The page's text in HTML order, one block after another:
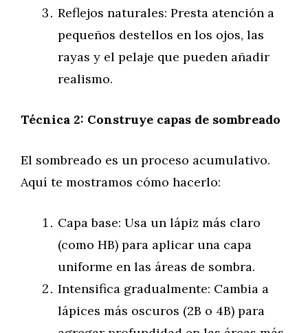
Reflejos naturales: Presta atención a
pequeños destellos en los ojos, las
rayas y el pelaje que pueden añadir
realismo.
Técnica 2: Construye capas de sombreado
El sombreado es un proceso acumulativo.
Aquí te mostramos cómo hacerlo:
Capa base: Usa un lápiz más claro
(como HB) para aplicar una capa
uniforme en las áreas de sombra.
Intensifica gradualmente: Cambia a
lápices más oscuros (2B o 4B) para